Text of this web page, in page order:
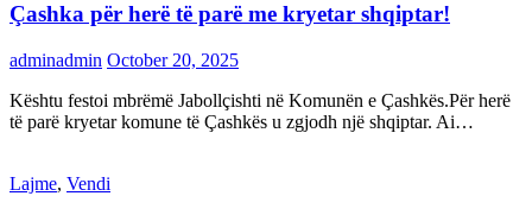
Çashka për herë të parë me kryetar shqiptar!
adminadmin October 20, 2025
Kështu festoi mbrëmë Jabollçishti në Komunën e Çashkës.Për herë
të parë kryetar komune të Çashkës u zgjodh një shqiptar. Ai…
Lajme, Vendi